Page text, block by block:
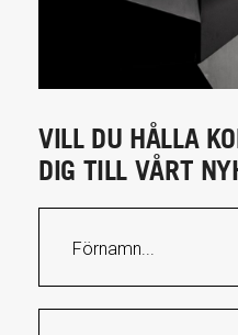
VILL DU HÅLLA
DIG TILL VÅRT